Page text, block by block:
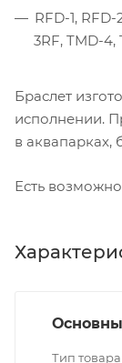
RFD-1,
3RF, TMD-4,
Браслет
исполнении.
в аквапарках,
Есть
Тип товара